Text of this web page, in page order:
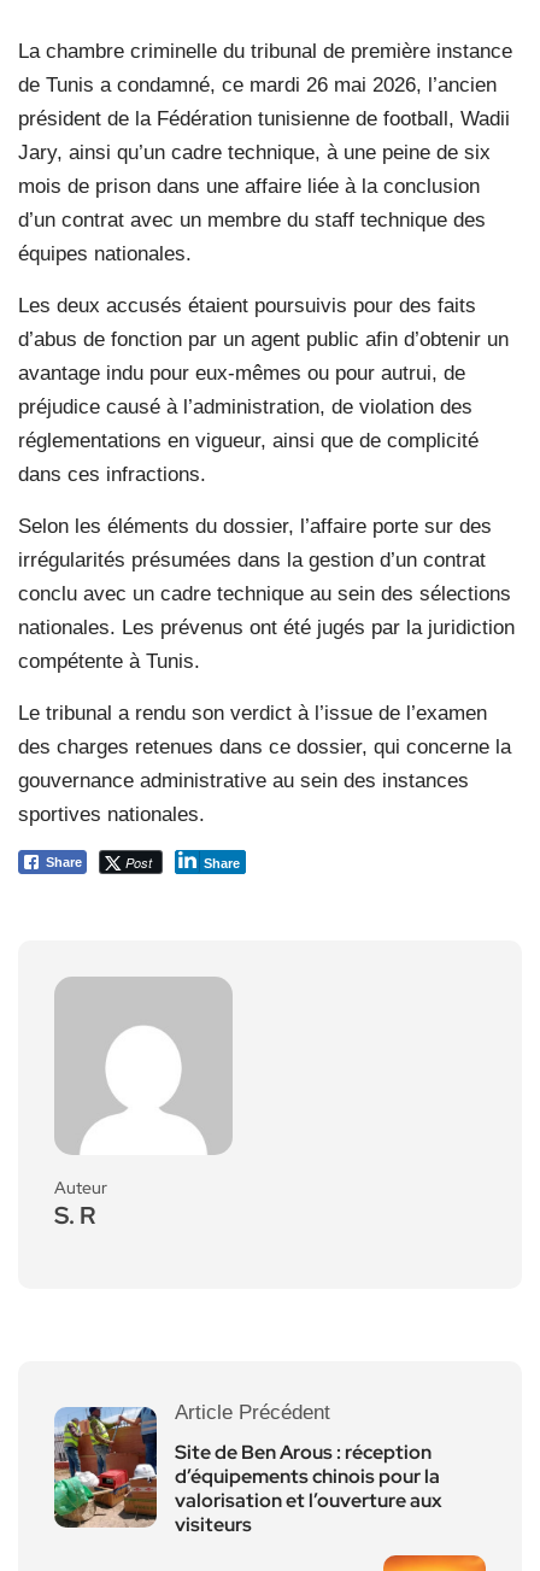
La chambre criminelle du tribunal de première instance
de Tunis a condamné, ce mardi 26 mai 2026, l’ancien
président de la Fédération tunisienne de football, Wadii
Jary, ainsi qu’un cadre technique, à une peine de six
mois de prison dans une affaire liée à la conclusion
d’un contrat avec un membre du staff technique des
équipes nationales.
Les deux accusés étaient poursuivis pour des faits
d’abus de fonction par un agent public afin d’obtenir un
avantage indu pour eux-mêmes ou pour autrui, de
préjudice causé à l’administration, de violation des
réglementations en vigueur, ainsi que de complicité
dans ces infractions.
Selon les éléments du dossier, l’affaire porte sur des
irrégularités présumées dans la gestion d’un contrat
conclu avec un cadre technique au sein des sélections
nationales. Les prévenus ont été jugés par la juridiction
compétente à Tunis.
Le tribunal a rendu son verdict à l’issue de l’examen
des charges retenues dans ce dossier, qui concerne la
gouvernance administrative au sein des instances
sportives nationales.
Share Post Share
Auteur
S. R
Article Précédent
Site de Ben Arous : réception
d’équipements chinois pour la
valorisation et l’ouverture aux
visiteurs